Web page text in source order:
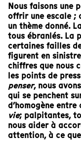
Nous faisons une
offrir une escale ;
un thème donné.
tous ébranlés. La
certaines failles
figurent en
chiffres que nous
les points de
penser, nous
qui se penchent
d’homogène
vie; palpitantes,
nous aider à
attention, à ce